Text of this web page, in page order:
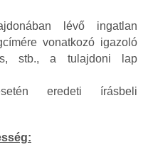
lévő ingatlan
vonatkozó igazoló
stb., a tulajdoni lap
eredeti írásbeli